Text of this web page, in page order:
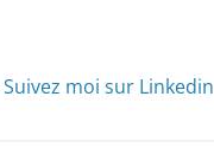
Suivez moi sur Linkedin